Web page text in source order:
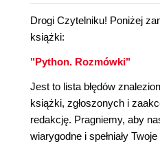
Drogi Czytelniku! Poniżej
książki:
"Python. Rozmówki"
Jest to lista błędów
książki, zgłoszonych i
redakcję. Pragniemy, aby
wiarygodne i spełniały